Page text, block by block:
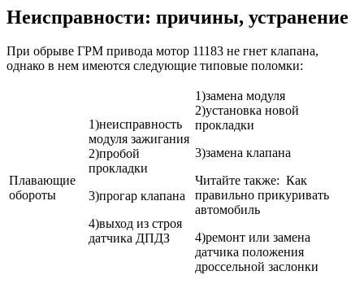
Неисправности: причины, устранение
При обрыве ГРМ привода мотор 11183 не гнет клапана,
однако в нем имеются следующие типовые поломки:
Плавающие
обороты
1)неисправность
модуля зажигания
2)пробой
прокладки
3)прогар клапана
4)выход из строя
датчика ДПДЗ
1)замена модуля
2)установка новой
прокладки
3)замена клапана
Читайте также: Как
правильно прикуривать
автомобиль
4)ремонт или замена
датчика положения
дроссельной заслонки